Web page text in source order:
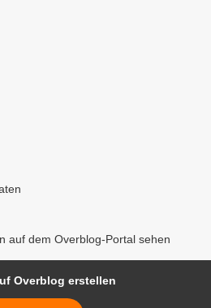
auf dem Overblog-Portal sehen
Overblog erstellen